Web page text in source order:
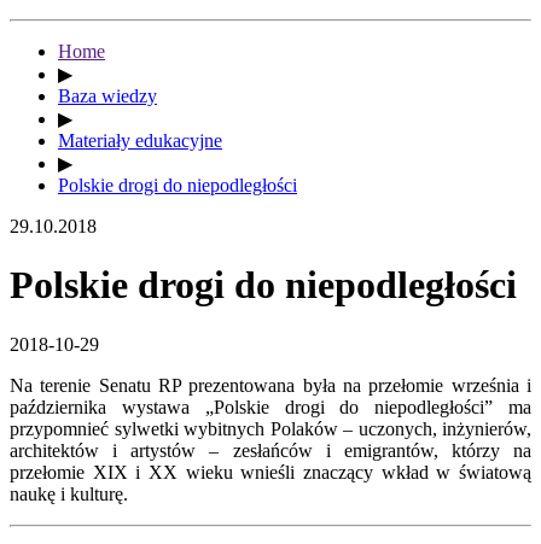
Home
▶
Baza wiedzy
▶
Materiały edukacyjne
▶
Polskie drogi do niepodległości
29.10.2018
Polskie drogi do niepodległości
2018-10-29
Na terenie Senatu RP prezentowana była na przełomie września i
października wystawa „Polskie drogi do niepodległości” ma
przypomnieć sylwetki wybitnych Polaków – uczonych, inżynierów,
architektów i artystów – zesłańców i emigrantów, którzy na
przełomie XIX i XX wieku wnieśli znaczący wkład w światową
naukę i kulturę.